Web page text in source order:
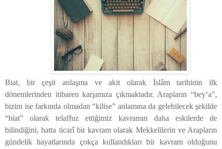
Biat, bir çeşit anlaşma ve akit olarak İslâm tarihinin ilk
dönemlerinden itibaren karşımıza çıkmaktadır. Arapların “beyʻa”,
bizim ise farkında olmadan “kilise” anlamına da gelebilecek şekilde
“biat” olarak telaffuz ettiğimiz kavramın daha eskilerde de
bilindiğini, hatta ticarî bir kavram olarak Mekkelilerin ve Arapların
gündelik hayatlarında çokça kullandıkları bir kavram olduğunu